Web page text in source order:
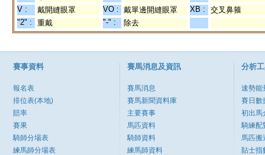
V : 戴開縫眼罩 VO : 戴單邊開縫眼罩 XB :
交叉鼻箍
"2" :
重戴 "-" : 除去
賽事資料
報名表
排位表(本地)
賠率
賽果
騎師分場表
練馬師分場表
賽馬消息及資訊
賽馬消息
賽馬新聞資料庫
主要賽事
馬匹資料
騎師資料
練馬師資料
分析
速勢能
賽日數
初出馬
騎練配
馬匹搬
貼士指